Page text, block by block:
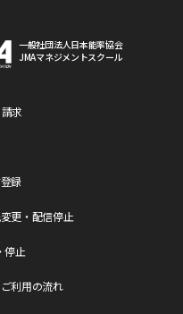
一般社団法人日本能率協会
JMAマネジメントスクール
求
録
更・配信停止
停止
利用の流れ